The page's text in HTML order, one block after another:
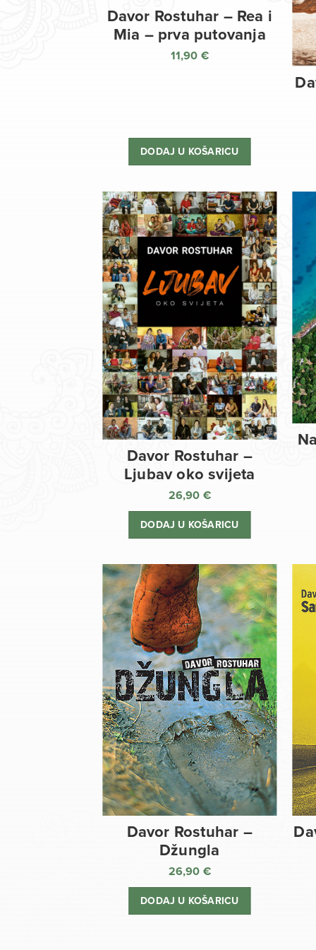
Davor Rostuhar – Rea i
Mia – prva putovanja
11,90 €
DODAJ U KOŠARICU
Davor Rostuhar –
Ljubav oko svijeta
26,90 €
DODAJ U KOŠARICU
Davor Rostuhar –
Džungla
26,90 €
DODAJ U KOŠARICU